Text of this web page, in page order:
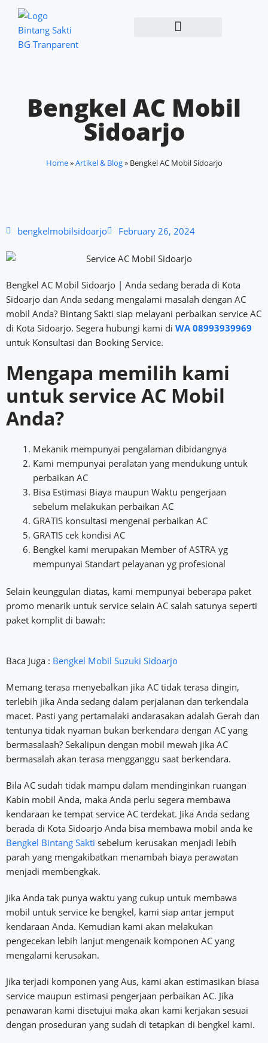
Bengkel AC Mobil
Sidoarjo
Home»Artikel & Blog» Bengkel AC Mobil Sidoarjo
bengkelmobilsidoarjo February 26, 2024
Bengkel AC Mobil Sidoarjo | Anda sedang berada di Kota
Sidoarjo dan Anda sedang mengalami masalah dengan AC
mobil Anda? Bintang Sakti siap melayani perbaikan service AC
di Kota Sidoarjo. Segera hubungi kami di WA 08993939969
untuk Konsultasi dan Booking Service.
Mengapa memilih kami
untuk service AC Mobil
Anda?
Mekanik mempunyai pengalaman dibidangnya
Kami mempunyai peralatan yang mendukung untuk
perbaikan AC
Bisa Estimasi Biaya maupun Waktu pengerjaan
sebelum melakukan perbaikan AC
GRATIS konsultasi mengenai perbaikan AC
GRATIS cek kondisi AC
Bengkel kami merupakan Member of ASTRA yg
mempunyai Standart pelayanan yg profesional
Selain keunggulan diatas, kami mempunyai beberapa paket
promo menarik untuk service selain AC salah satunya seperti
paket komplit di bawah:
Baca Juga : Bengkel Mobil Suzuki Sidoarjo
Memang terasa menyebalkan jika AC tidak terasa dingin,
terlebih jika Anda sedang dalam perjalanan dan terkendala
macet. Pasti yang pertamalaki andarasakan adalah Gerah dan
tentunya tidak nyaman bukan berkendara dengan AC yang
bermasalaah? Sekalipun dengan mobil mewah jika AC
bermasalah akan terasa mengganggu saat berkendara.
Bila AC sudah tidak mampu dalam mendinginkan ruangan
Kabin mobil Anda, maka Anda perlu segera membawa
kendaraan ke tempat service AC terdekat. Jika Anda sedang
berada di Kota Sidoarjo Anda bisa membawa mobil anda ke
Bengkel Bintang Sakti sebelum kerusakan menjadi lebih
parah yang mengakibatkan menambah biaya perawatan
menjadi membengkak.
Jika Anda tak punya waktu yang cukup untuk membawa
mobil untuk service ke bengkel, kami siap antar jemput
kendaraan Anda. Kemudian kami akan melakukan
pengecekan lebih lanjut mengenaik komponen AC yang
mengalami kerusakan.
Jika terjadi komponen yang Aus, kami akan estimasikan biasa
service maupun estimasi pengerjaan perbaikan AC. Jika
penawaran kami disetujui maka akan kami kerjakan sesuai
dengan proseduran yang sudah di tetapkan di bengkel kami.